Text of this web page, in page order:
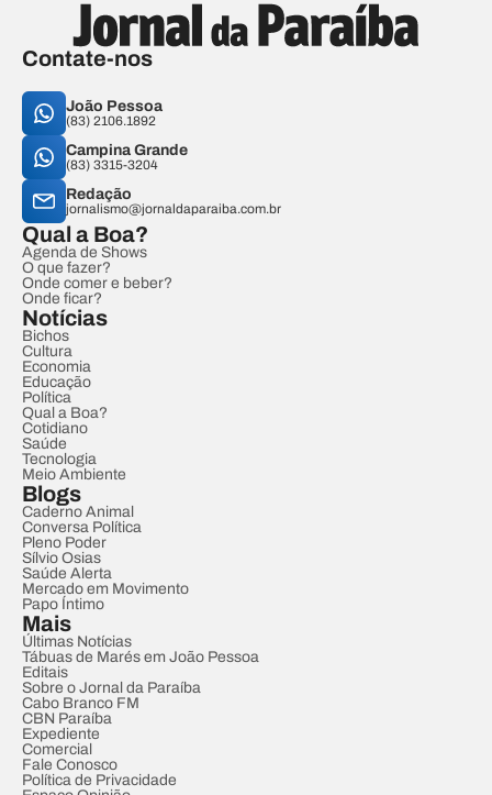
Contate-nos
João Pessoa
(83) 2106.1892
Campina Grande
(83) 3315-3204
Redação
jornalismo@jornaldaparaiba.com.br
Qual a Boa?
Agenda de Shows
O que fazer?
Onde comer e beber?
Onde ficar?
Notícias
Bichos
Cultura
Economia
Educação
Política
Qual a Boa?
Cotidiano
Saúde
Tecnologia
Meio Ambiente
Blogs
Caderno Animal
Conversa Política
Pleno Poder
Sílvio Osias
Saúde Alerta
Mercado em Movimento
Papo Íntimo
Mais
Últimas Notícias
Tábuas de Marés em João Pessoa
Editais
Sobre o Jornal da Paraíba
Cabo Branco FM
CBN Paraíba
Expediente
Comercial
Fale Conosco
Política de Privacidade